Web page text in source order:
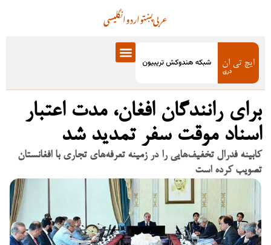
انگلیسیاردوپښتوعربی
برای رانندگان افغان، مدت اعتبار
اسناد موقت سفر تمدید شد
کابینه فدرال تخفیف‌هایی را در زمینه تعرفه‌های تجاری با افغانستان
تصویب کرده است